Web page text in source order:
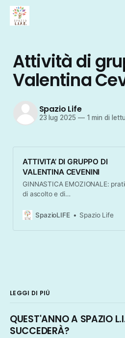
Attività di
Valentina
Spazio Life
23 lug 2025 —1 min di
ATTIVITA’ DI GRUPPO DI
VALENTINA CEVENINI
GINNASTICA EMOZIONALE:
di ascolto e di
corpo per liberarti definitivamente
dalle 10,45 alle 12 MEDITAZIONE
gruppo,
SpazioLIFE Spazio Life
LEGGI DI PIÙ
QUEST'ANNO A SPAZIO
SUCCEDERÀ?